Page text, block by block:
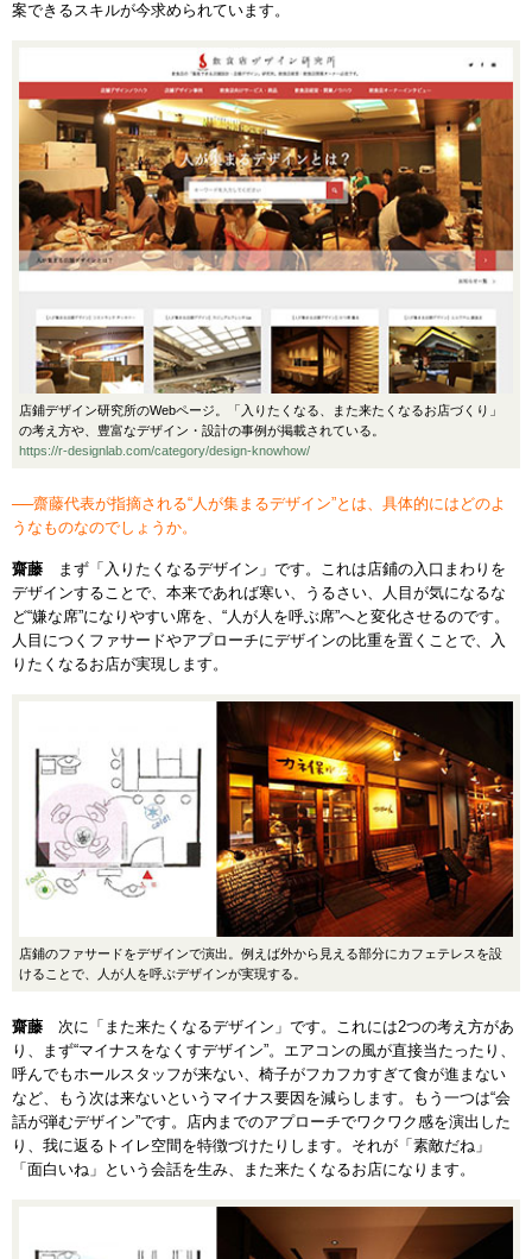
案できるスキルが今求められています。
店鋪デザイン研究所のWebページ。「入りたくなる、また来たくなるお店づくり」
の考え方や、豊富なデザイン・設計の事例が掲載されている。
https://r-designlab.com/category/design-knowhow/
──齋藤代表が指摘される“人が集まるデザイン”とは、具体的にはどのよ
うなものなのでしょうか。
齋藤
まず「入りたくなるデザイン」です。これは店鋪の入口まわりを
デザインすることで、本来であれば寒い、うるさい、人目が気になるな
ど“嫌な席”になりやすい席を、“人が人を呼ぶ席”へと変化させるのです。
人目につくファサードやアプローチにデザインの比重を置くことで、入
りたくなるお店が実現します。
店鋪のファサードをデザインで演出。例えば外から見える部分にカフェテレスを設
けることで、人が人を呼ぶデザインが実現する。
齋藤
次に「また来たくなるデザイン」です。これには2つの考え方があ
り、まず“マイナスをなくすデザイン”。エアコンの風が直接当たったり、
呼んでもホールスタッフが来ない、椅子がフカフカすぎて食が進まない
など、もう次は来ないというマイナス要因を減らします。もう一つは“会
話が弾むデザイン”です。店内までのアプローチでワクワク感を演出した
り、我に返るトイレ空間を特徴づけたりします。それが「素敵だね」
「面白いね」という会話を生み、また来たくなるお店になります。